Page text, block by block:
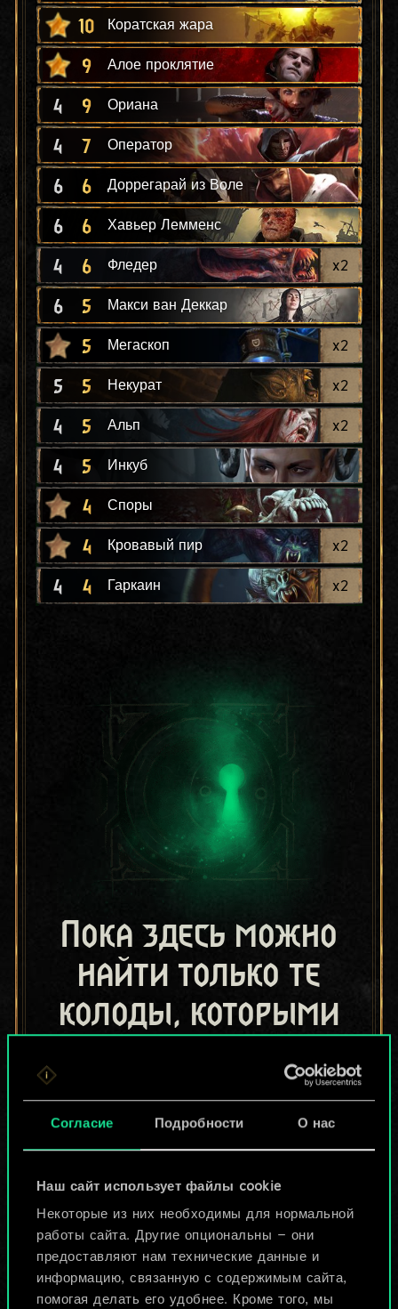
Согласие Подробности О нас
Наш сайт использует файлы cookie
Некоторые из них необходимы для нормальной
работы сайта. Другие опциональны — они
предоставляют нам технические данные и
информацию, связанную с содержимым сайта,
помогая делать его удобнее. Кроме того, мы
10 Коратская жара
9 Алое проклятие
4 9 Ориана
4 7 Оператор
6 6 Доррегарай из Воле
6 6 Хавьер Лемменс
4 6 Фледер x2
6 5 Макси ван Деккар
5 Мегаскоп x2
5 5 Некурат x2
4 5 Альп x2
4 5 Инкуб
4 Споры
4 Кровавый пир x2
4 4 Гаркаин x2
Пока здесь можно
найти только те
колоды, которыми
игроки.
Но их может быть
Назвать колоду и описать её
Изменить колоду